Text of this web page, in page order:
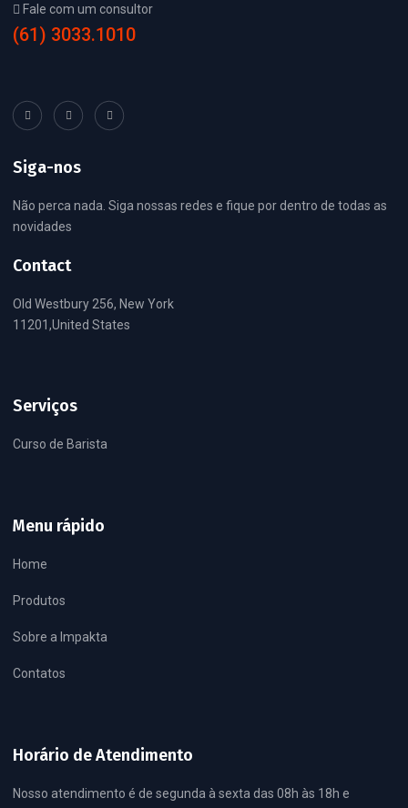
Fale com um consultor
(61) 3033.1010
Siga-nos
Não perca nada. Siga nossas redes e fique por dentro de todas as
novidades
Contact
Old Westbury 256, New York
11201,United States
Serviços
Curso de Barista
Menu rápido
Home
Produtos
Sobre a Impakta
Contatos
Horário de Atendimento
Nosso atendimento é de segunda à sexta das 08h às 18h e